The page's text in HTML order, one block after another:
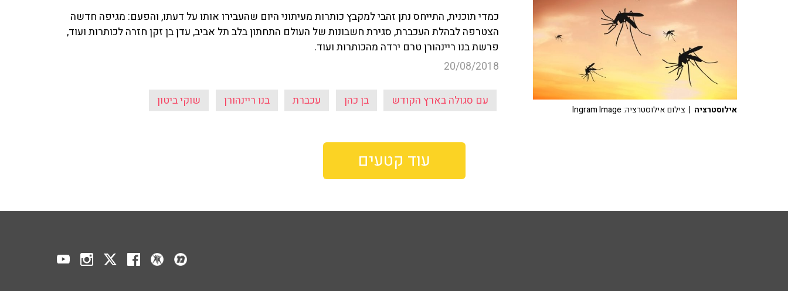
כמדי תוכנית, התייחס נתן זהבי למקבץ כותרות מעיתוני היום שהעבירו אותו על דעתו, והפעם: מגיפה חדשה
הצטרפה לבהלת העכברת, סגירת חשבונות של העולם התחתון בלב תל אביב, עדן בן זקן חזרה לכותרות ועוד,
פרשת בנו ריינהורן טרם ירדה מהכותרות ועוד.
20/08/2018
עם סגולה בארץ הקודש בן כהן עכברת בנו ריינהורן שוקי ביטון
אילוסטרציה | צילום אילוסטרציה: Ingram Image
עוד קטעים